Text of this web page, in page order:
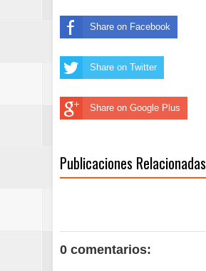
Share on Facebook
Share on Twitter
Share on Google Plus
Publicaciones Relacionadas
0 comentarios: